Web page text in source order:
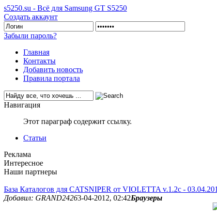
s5250.su - Всё для Samsung GT S5250
Создать аккаунт
Забыли пароль?
Главная
Контакты
Добавить новость
Правила портала
Навигация
Этот параграф содержит ссылку.
Статьи
Реклама
Интересное
Наши партнеры
База Каталогов для CATSNIPER от VIOLETTA v.1.2c -
Добавил: GRAND24263-04-2012, 02:42Браузеры